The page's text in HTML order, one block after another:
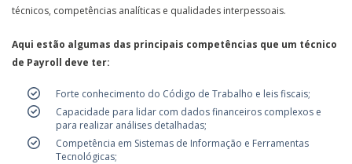
técnicos, competências analíticas e qualidades interpessoais.
Aqui estão algumas das principais competências que um técnico
de Payroll deve ter:
Forte conhecimento do Código de Trabalho e leis fiscais;
Capacidade para lidar com dados financeiros complexos e
para realizar análises detalhadas;
Competência em Sistemas de Informação e Ferramentas
Tecnológicas;